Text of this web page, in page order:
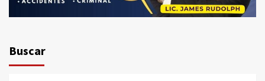
Buscar